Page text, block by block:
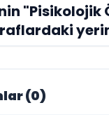
"Pisikolojik
(0)